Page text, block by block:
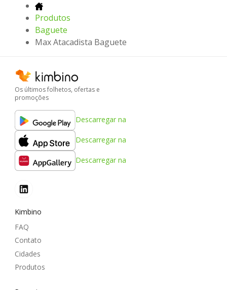
Produtos
Baguete
Max Atacadista Baguete
Os últimos folhetos, ofertas e
promoções
Descarregar na
Descarregar na
Descarregar na
Kimbino
FAQ
Contato
Cidades
Produtos